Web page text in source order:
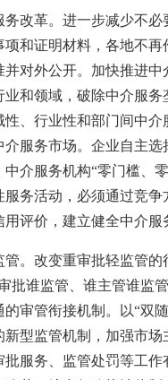
革。进一步减少不必
和证明材料，各地不
对外公开。加快推进
和领域，破除中介服
、行业性和部门间中
服务市场。企业自主
介服务机构“零门槛、
务活动，必须通过竞
评价，建立健全中介
改变重审批轻监管的
批谁监管、谁主管谁监
审管衔接机制。以“双
新型监管机制，加强市
服务、监管处罚等工